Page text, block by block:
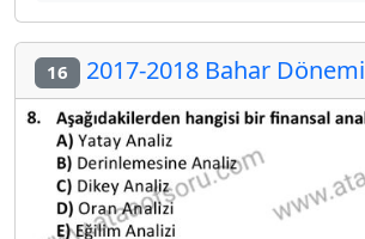
16 2017-2018 Bahar Dönemi